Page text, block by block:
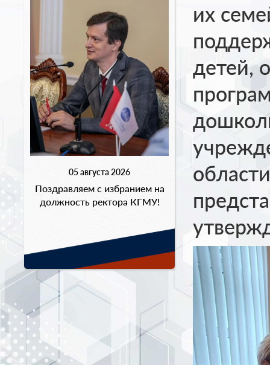
05 августа 2026
Поздравляем с избранием на
должность ректора КГМУ!
их
детей,